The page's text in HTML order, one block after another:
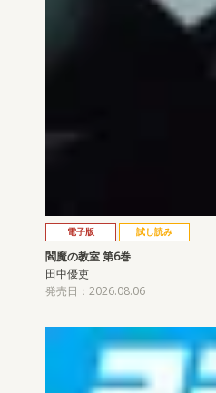
電子版 試し読み
閻魔の教室 第6巻
田中優吏
発売日：2026.08.06